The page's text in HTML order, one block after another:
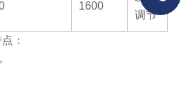
1600
调节
：